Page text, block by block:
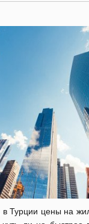
Турции цены на